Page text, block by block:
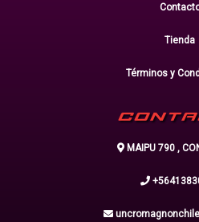
Tienda
Términos y
MAIPU 790 ,